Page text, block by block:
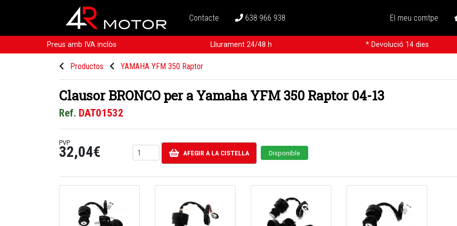
Contacte 638 966 938 El meu comtpe
Preus amb IVA inclòs Lliurament 24/48 h * Devolució 14 dies
Productos YAMAHA YFM 350 Raptor
Clausor BRONCO per a Yamaha YFM 350 Raptor 04-13
Ref. DAT01532
PVP
32,04€ AFEGIR A LA CISTELLA Disponible